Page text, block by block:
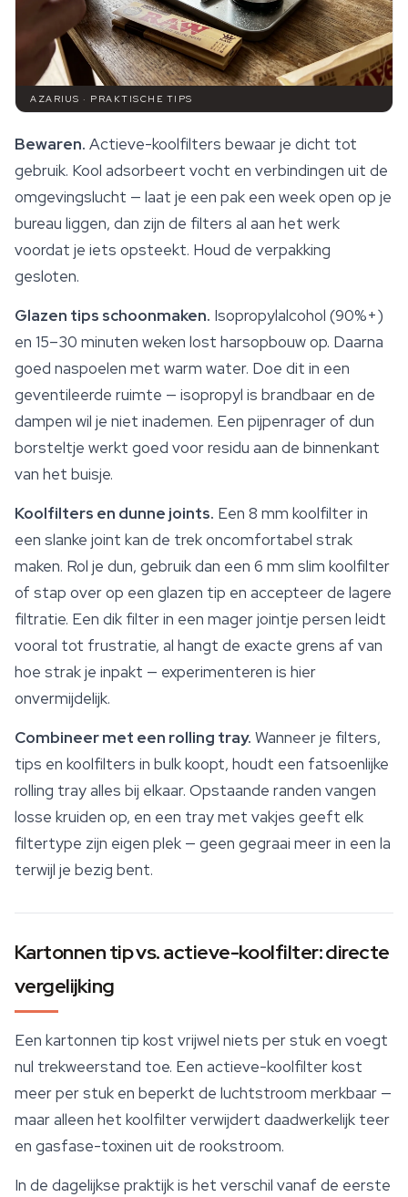
AZARIUS · PRAKTISCHE TIPS
Bewaren. Actieve-koolfilters bewaar je dicht tot
gebruik. Kool adsorbeert vocht en verbindingen uit de
omgevingslucht — laat je een pak een week open op je
bureau liggen, dan zijn de filters al aan het werk
voordat je iets opsteekt. Houd de verpakking
gesloten.
Glazen tips schoonmaken. Isopropylalcohol (90%+)
en 15–30 minuten weken lost harsopbouw op. Daarna
goed naspoelen met warm water. Doe dit in een
geventileerde ruimte — isopropyl is brandbaar en de
dampen wil je niet inademen. Een pijpenrager of dun
borsteltje werkt goed voor residu aan de binnenkant
van het buisje.
Koolfilters en dunne joints. Een 8 mm koolfilter in
een slanke joint kan de trek oncomfortabel strak
maken. Rol je dun, gebruik dan een 6 mm slim koolfilter
of stap over op een glazen tip en accepteer de lagere
filtratie. Een dik filter in een mager jointje persen leidt
vooral tot frustratie, al hangt de exacte grens af van
hoe strak je inpakt — experimenteren is hier
onvermijdelijk.
Combineer met een rolling tray. Wanneer je filters,
tips en koolfilters in bulk koopt, houdt een fatsoenlijke
rolling tray alles bij elkaar. Opstaande randen vangen
losse kruiden op, en een tray met vakjes geeft elk
filtertype zijn eigen plek — geen gegraai meer in een la
terwijl je bezig bent.
Kartonnen tip vs. actieve-koolfilter: directe
vergelijking
Een kartonnen tip kost vrijwel niets per stuk en voegt
nul trekweerstand toe. Een actieve-koolfilter kost
meer per stuk en beperkt de luchtstroom merkbaar —
maar alleen het koolfilter verwijdert daadwerkelijk teer
en gasfase-toxinen uit de rookstroom.
In de dagelijkse praktijk is het verschil vanaf de eerste